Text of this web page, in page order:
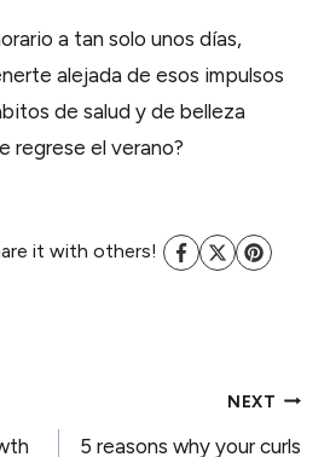
a tan solo unos días,
alejada de esos impulsos
de salud y de belleza
regrese el verano?
it with others!
NEXT
5 reasons why your curls